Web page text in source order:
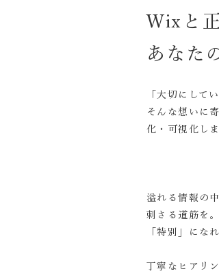
Wixと
あなた
「大切にして
そんな想いに
化・可視化しま
溢れる情報の
刺さる道筋を
「特別」にな
丁寧なヒアリ